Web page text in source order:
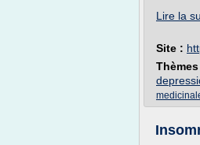
Lire la
Site :